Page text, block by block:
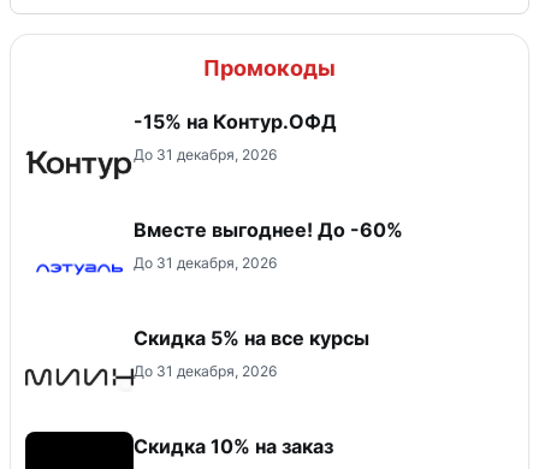
Промокоды
-15% на Контур.ОФД
До 31 декабря, 2026
Вместе выгоднее! До -60%
До 31 декабря, 2026
Скидка 5% на все курсы
До 31 декабря, 2026
Скидка 10% на заказ